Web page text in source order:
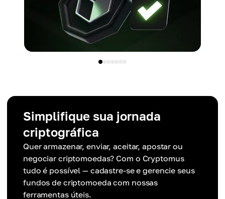
Simplifique sua jornada
criptográfica
Quer armazenar, enviar, aceitar, apostar ou
negociar criptomoedas? Com o Cryptomus
tudo é possível — cadastre-se e gerencie seus
fundos de criptomoeda com nossas
ferramentas úteis.